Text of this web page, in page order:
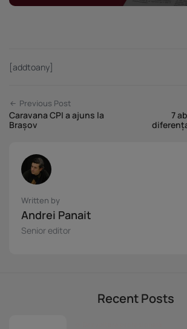
[addtoany]
Previous Post
Caravana CPI a ajuns la
Brașov
7
Written by
Andrei Panait
Senior editor
Recent Posts